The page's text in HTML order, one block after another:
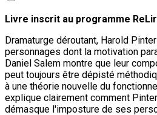
Livre inscrit au programme
Dramaturge déroutant, Harold
personnages dont la motivation
Daniel Salem montre que leur
peut toujours être dépisté
à une théorie nouvelle du
explique clairement comment
démasque l'imposture de ses